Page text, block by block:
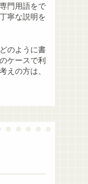
門用語をで
寧な説明を
のように書
ケースで利
えの方は、